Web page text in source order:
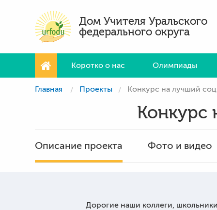
Дом Учителя Уральского
федерального округа
Коротко о нас Олимпиады
Главная Проекты Конкурс на лучший
Конкурс
Описание проекта Фото и видео
Дорогие наши коллеги,